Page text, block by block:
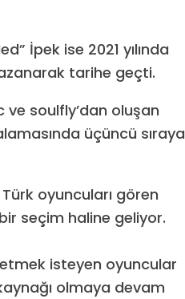
İpek ise 2021 yılında
tarihe geçti.
ve soulfly’dan oluşan
üçüncü sıraya
oyuncuları gören
seçim haline geliyor.
isteyen oyuncular
olmaya devam